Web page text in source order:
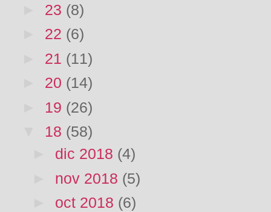
23 (8)
22 (6)
21 (11)
20 (14)
19 (26)
18 (58)
dic 2018 (4)
nov 2018 (5)
oct 2018 (6)